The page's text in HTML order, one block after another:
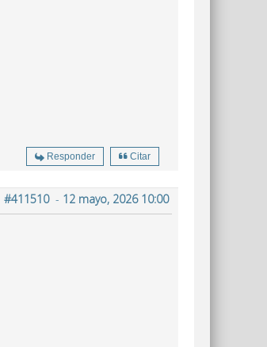
Responder Citar
#411510- 12 mayo, 2026 10:00